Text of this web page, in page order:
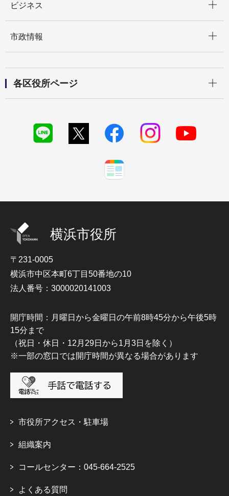
ビジネス
市政情報
各区役所ページ
横浜市役所
〒231-0005
横浜市中区本町6丁目50番地の10
法人番号：3000020141003
開庁時間：月曜日から金曜日の午前8時45分から午後5時
15分まで
（祝日・休日・12月29日から1月3日を除く）
※一部の窓口では開庁時間が異なる場合があります
市役所アクセス・駐車場
組織案内
コールセンター：045-664-2525
よくある質問